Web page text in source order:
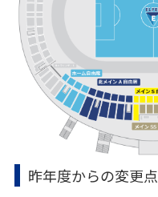
昨年度からの変更点